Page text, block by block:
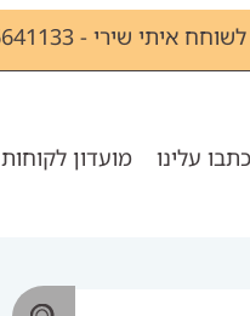
שירי - 0546641133
כתבו עלינו מועדון לקוחות